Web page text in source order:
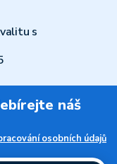
s
náš
osobních údajů